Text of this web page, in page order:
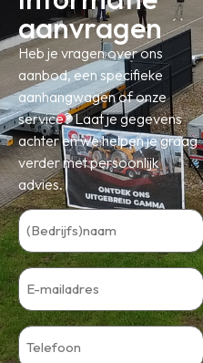
aanvragen
Heb je vragen over ons
aanbod, een specifieke
aanhangwagen of onze
service? Laat je gegevens
achter en we helpen je graag
verder met persoonlijk
advies.